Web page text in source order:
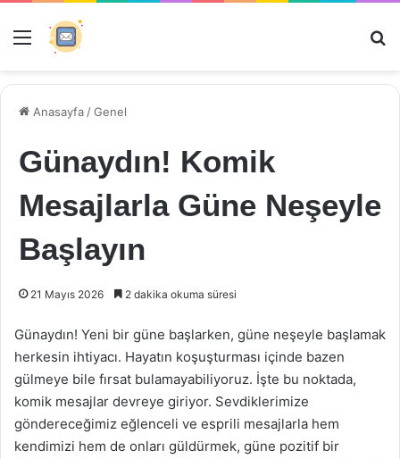
Menü
Anasayfa /Genel
Günaydın! Komik
Mesajlarla Güne Neşeyle
Başlayın
21 Mayıs 2026 2 dakika okuma süresi
Günaydın! Yeni bir güne başlarken, güne neşeyle başlamak
herkesin ihtiyacı. Hayatın koşuşturması içinde bazen
gülmeye bile fırsat bulamayabiliyoruz. İşte bu noktada,
komik mesajlar devreye giriyor. Sevdiklerimize
göndereceğimiz eğlenceli ve esprili mesajlarla hem
kendimizi hem de onları güldürmek, güne pozitif bir